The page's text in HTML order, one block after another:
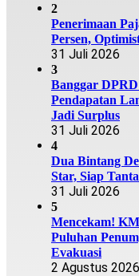
2
Penerimaan
Persen,
31 Juli 2026
3
Banggar
Pendapatan
Jadi Surplus
31 Juli 2026
4
Dua Bintang
Star, Siap
31 Juli 2026
5
Mencekam!
Puluhan
Evakuasi
2 Agustus 2026